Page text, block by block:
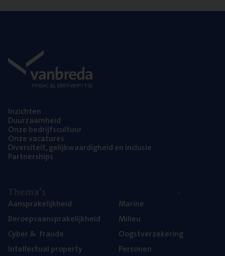
Inzich­ten
Duur­zaam­heid
Onze bedrijfs­cul­tuur
Onze vaca­tu­res
Diver­si­teit, gelijk­waar­dig­heid en inclusie
Part­ner­ships
Aan­spra­ke­lijk­heid
Beroeps­aan­spra­ke­lijk­heid
Cyber& fraude
Intel­lec­tu­al property
Mari­ne
Mili­eu
Oogst­ver­ze­ke­ring
Per­so­nen